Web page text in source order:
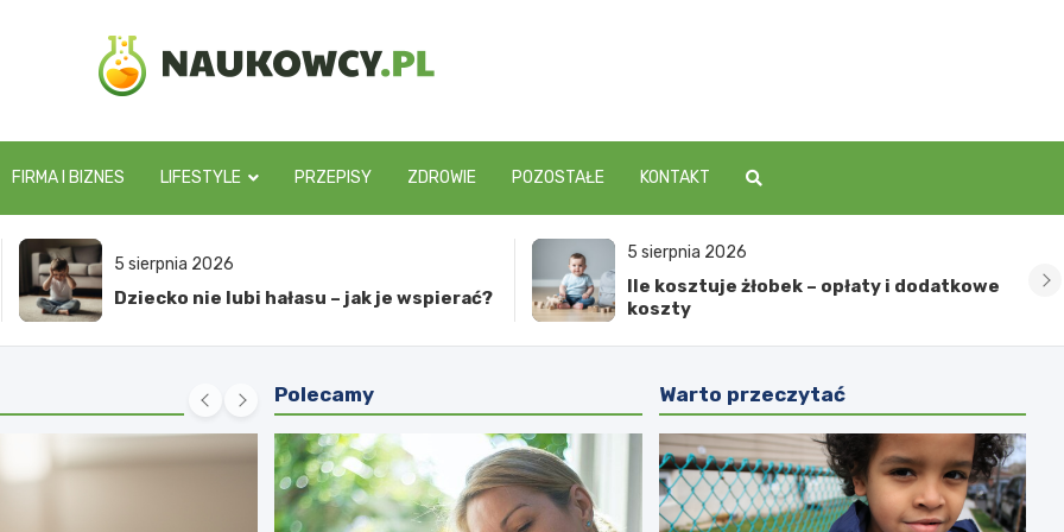
naukowcy.pl
FIRMA I BIZNES LIFESTYLE PRZEPISY ZDROWIE POZOSTAŁE KONTAKT
5 sierpnia 2026
Ile kosztuje żłobek – opłaty i dodatkowe
koszty
7 sierpnia 2026
Dwulatek wszystko rozumie, ale nie
mówi – co to może oznaczać?
Polecamy Warto przeczytać